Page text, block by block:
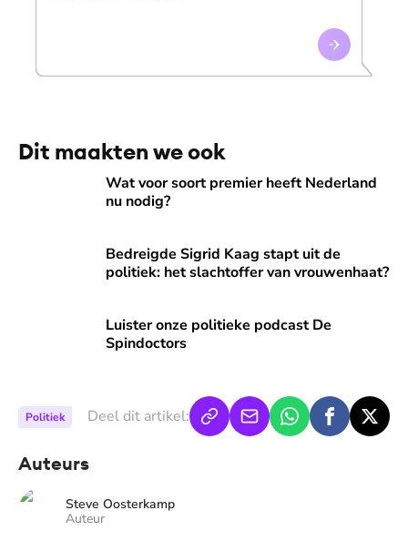
Dit maakten we ook
Wat voor soort premier heeft Nederland
nu nodig?
Wat voor soort premier heeft Nederland nu nodig?
Bedreigde Sigrid Kaag stapt uit de
politiek: het slachtoffer van vrouwenhaat?
Bedreigde Sigrid Kaag stapt uit de politiek: het slachtoffer
Luister onze politieke podcast De
Spindoctors
Luister onze politieke podcast De Spindoctors
Politiek Deel dit artikel:
Auteurs
Steve Oosterkamp
Auteur